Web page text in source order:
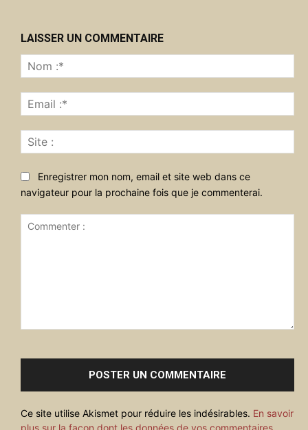
LAISSER UN COMMENTAIRE
:*
:*
:
Enregistrer mon nom, email et site web dans ce
navigateur pour la prochaine fois que je commenterai.
Ce site utilise Akismet pour réduire les indésirables. En savoir
plus sur la façon dont les données de vos commentaires